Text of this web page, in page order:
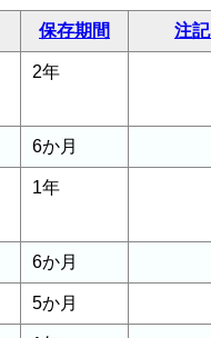
保存期間 注
2年
6か月
1年
6か月
5か月